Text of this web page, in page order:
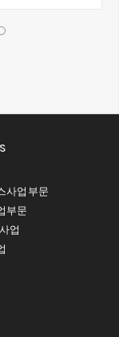
사업부문
부문
업